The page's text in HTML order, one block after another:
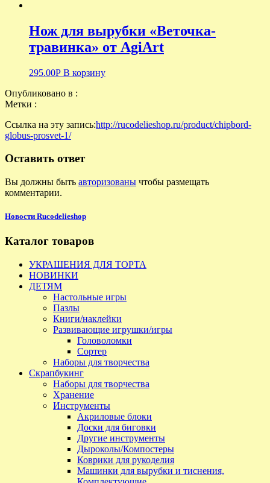
Нож для вырубки «Веточка-
травинка» от AgiArt
295.00Р В корзину
Опубликовано в :
Метки :
Ссылка на эту запись:http://rucodelieshop.ru/product/chipbord-
globus-prosvet-1/
Оставить ответ
Вы должны быть авторизованы чтобы размещать
комментарии.
Новости Rucodelieshop
Каталог товаров
УКРАШЕНИЯ ДЛЯ ТОРТА
НОВИНКИ
ДЕТЯМ
Настольные игры
Пазлы
Книги/наклейки
Развивающие игрушки/игры
Головоломки
Сортер
Наборы для творчества
Скрапбукинг
Наборы для творчества
Хранение
Инструменты
Акриловые блоки
Доски для биговки
Другие инструменты
Дыроколы/Компостеры
Коврики для рукоделия
Машинки для вырубки и тиснения,